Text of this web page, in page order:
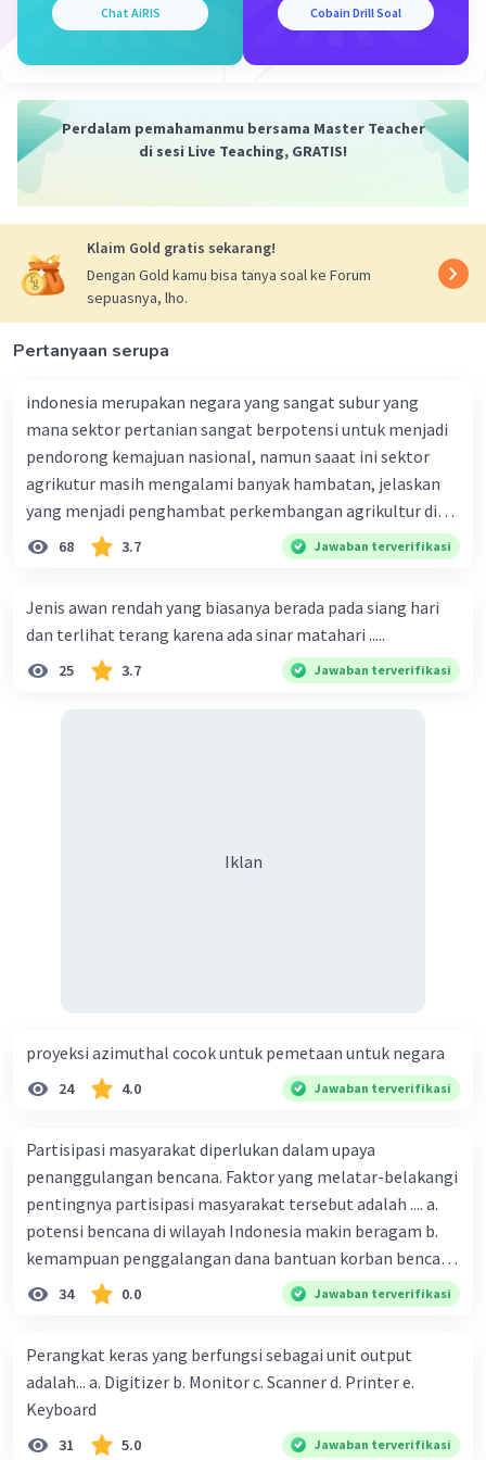
yang sudah
ditetapkan di Zona Ekonomi Eksklusif.
4. Seluruh masyarakat yang berada dalam kawasan Zona
Ekonomi Eksklusif tersebut diizinkan untuk melakukan
mata pencaharian dan memenuhi kebutuhan kebutuhan
potensi biota laut yang ada di dalamnya. Tapi, tetap
berlaku dalam negara tersebut.
5. ZEE mempunyai fungsi sebagai media pertahanan dan
keamanan wilayah laut dari sektor pertahanan dan
militer. Untuk negara Indonesia sendiri, tentunya hal ini
akan memberikan keuntungan, karena negara Indonesia
adalah negara kepulauan yang mempunyai kawasan
Beri Rating ·
Iklan
Chat AiRIS Cobain Drill Soal
Perdalam pemahamanmu bersama Master Teacher
di sesi Live Teaching, GRATIS!
Klaim Gold gratis sekarang!
Dengan Gold kamu bisa tanya soal ke Forum
sepuasnya, lho.
Pertanyaan serupa
indonesia merupakan negara yang sangat subur yang
mana sektor pertanian sangat berpotensi untuk menjadi
pendorong kemajuan nasional, namun saaat ini sektor
agrikutur masih mengalami banyak hambatan, jelaskan
yang menjadi penghambat perkembangan agrikultur di
indonesia
68 3.7 Jawaban terverifikasi
Jenis awan rendah yang biasanya berada pada siang hari
dan terlihat terang karena ada sinar matahari .....
25 3.7 Jawaban terverifikasi
Iklan
proyeksi azimuthal cocok untuk pemetaan untuk negara
24 4.0 Jawaban terverifikasi
Partisipasi masyarakat diperlukan dalam upaya
penanggulangan bencana. Faktor yang melatar-belakangi
pentingnya partisipasi masyarakat tersebut adalah .... a.
potensi bencana di wilayah Indonesia makin beragam b.
kemampuan penggalangan dana bantuan korban bencana
makin tinggi c. pemahaman pendidikan kebencanaan
kepada masyarakat masih rendah d. masyarakat
bencana e. kepercayaan pemerintah bahwa masyarakat
mampu mengatasi bencana
34 0.0 Jawaban terverifikasi
Perangkat keras yang berfungsi sebagai unit output
adalah... a. Digitizer b. Monitor c. Scanner d. Printer e.
Keyboard
31 5.0 Jawaban terverifikasi